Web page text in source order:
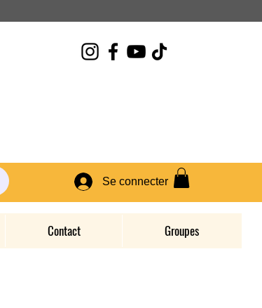
Se connecter
Contact Groupes